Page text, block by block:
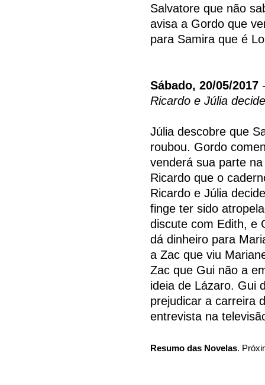
Salvatore que não
avisa a Gordo que
para Samira que é
Sábado, 20/05/2017
Ricardo e Júlia
Júlia descobre que
roubou. Gordo
venderá sua parte
Ricardo que o
Ricardo e Júlia
finge ter sido
discute com Edith, e
dá dinheiro para
a Zac que viu
Zac que Gui não a
ideia de Lázaro. Gui
prejudicar a carreira
entrevista na
Resumo das Novelas.